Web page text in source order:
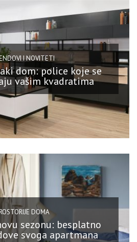
I NOVITETI
dom: police koje se
vašim kvadratima
DOMA
sezonu: besplatno
svoga apartmana